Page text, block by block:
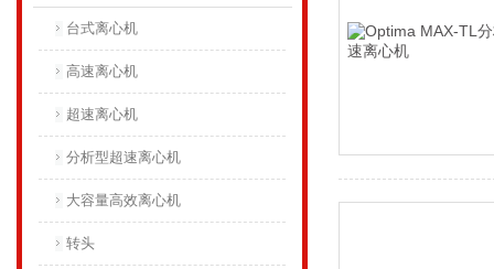
台式离心机
高速离心机
超速离心机
分析型超速离心机
大容量高效离心机
转头